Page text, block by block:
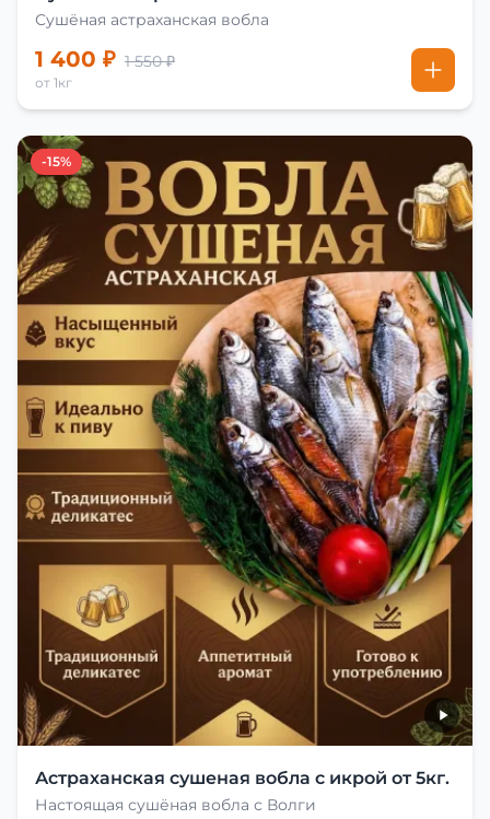
Сушёная астраханская вобла
1 400 ₽ 1 550 ₽
от 1кг
-15%
Астраханская сушеная вобла с икрой от 5кг.
Настоящая сушёная вобла с Волги